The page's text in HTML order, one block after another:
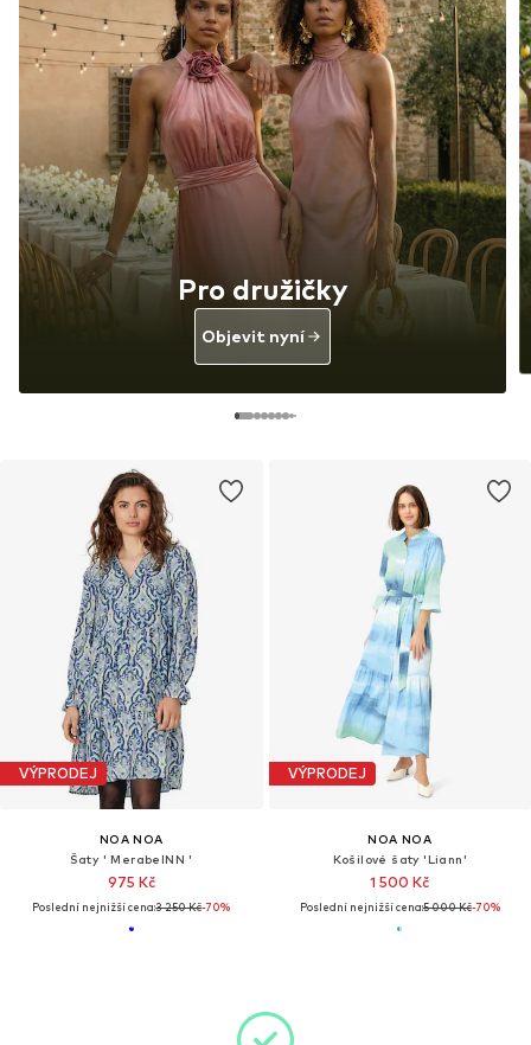
VÝPRODEJ
NOA NOA
Šaty ' MerabelNN '
975 Kč
Poslední nejnižší cena:3 250 Kč-70%
VÝPRODEJ
NOA NOA
Košilové šaty 'Liann'
1 500 Kč
Poslední nejnižší cena:5 000 Kč-70%
Pro družičky
Objevit nyní